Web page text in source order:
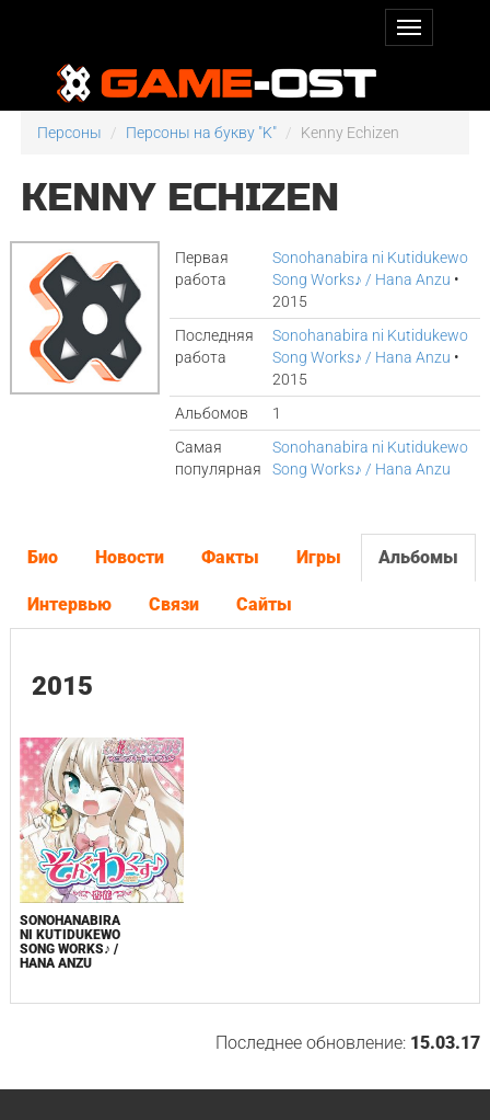
Персоны Персоны на букву "K" Kenny Echizen
KENNY ECHIZEN
Первая
работа
Sonohanabira ni Kutidukewo
Song Works♪ / Hana Anzu •
2015
Последняя
работа
Sonohanabira ni Kutidukewo
Song Works♪ / Hana Anzu •
2015
Альбомов
1
Самая
популярная
Sonohanabira ni Kutidukewo
Song Works♪ / Hana Anzu
Био Новости Факты Игры Альбомы
Интервью Связи Сайты
2015
SONOHANABIRA
NI KUTIDUKEWO
SONG WORKS♪ /
HANA ANZU
Последнее обновление: 15.03.17